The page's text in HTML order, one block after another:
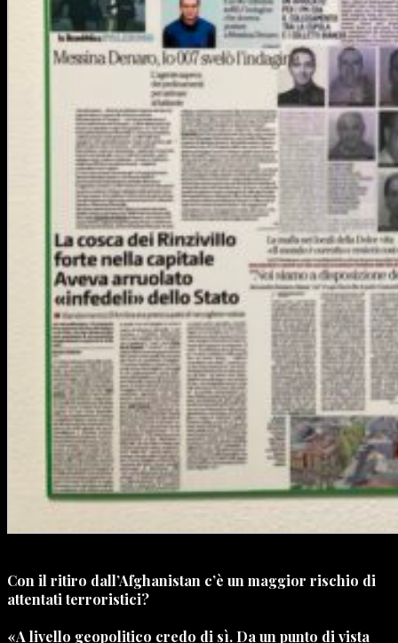
Con il ritiro dall’Afghanistan c’è un maggior rischio di
attentati terroristici?
«A livello geopolitico credo di sì. Da un punto di vista